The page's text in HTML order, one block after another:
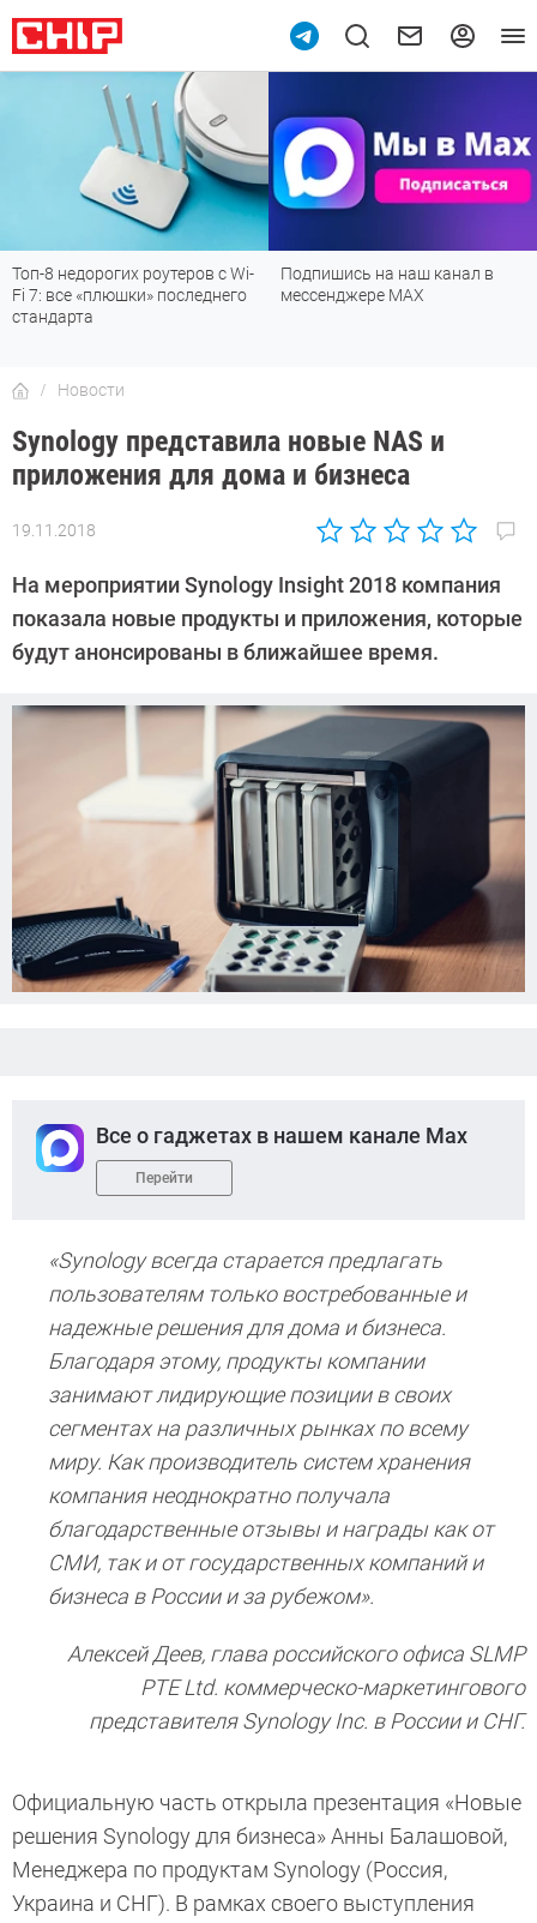
Топ-8 недорогих роутеров с Wi-
Fi 7: все «плюшки» последнего
стандарта
Подпишись на наш канал в
мессенджере МАХ
Новости
Synology представила новые NAS и
приложения для дома и бизнеса
19.11.2018
Автор:
Дмитриева
На мероприятии Synology Insight 2018 компания
показала новые продукты и приложения, которые
будут анонсированы в ближайшее время.
Все о гаджетах в нашем канале Max
Перейти
«Synology всегда старается предлагать
пользователям только востребованные и
надежные решения для дома и бизнеса.
Благодаря этому, продукты компании
занимают лидирующие позиции в своих
сегментах на различных рынках по всему
миру. Как производитель систем хранения
компания неоднократно получала
благодарственные отзывы и награды как от
СМИ, так и от государственных компаний и
бизнеса в России и за рубежом».
Алексей Деев, глава российского офиса SLMP
PTE Ltd. коммерческо-маркетингового
представителя Synology Inc. в России и СНГ.
Официальную часть открыла презентация «Новые
решения Synology для бизнеса» Анны Балашовой,
Менеджера по продуктам Synology (Россия,
Украина и СНГ). В рамках своего выступления